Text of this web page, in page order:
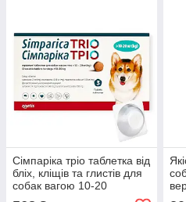
Сімпаріка тріо таблетка від
бліх, кліщів та глистів для
собак вагою 10-20